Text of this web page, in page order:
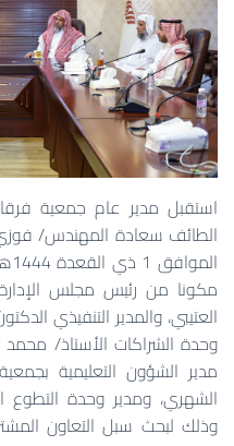
استقبل مدير عام جمعية
الطائف سعادة المهندس/
مكونا من رئيس مجلس
العتيبي، والمدير التنفيذي
وحدة الشراكات الأستاذ/
مدير الشؤون التعليمية
الشهري، ومدير وحدة التطوع
وذلك لبحث سبل التعاون